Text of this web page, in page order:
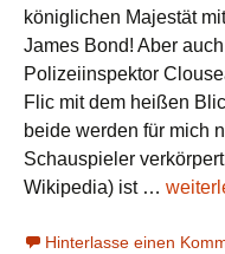
königlichen Majestät
James Bond! Aber
Polizeiinspektor
Flic mit dem heißen
beide werden für mich
Schauspieler
Wikipedia) ist …
Teil
Hinterlasse einen